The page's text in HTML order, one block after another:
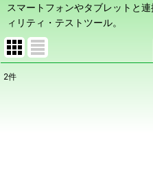
スマートフォンやタブレットと
ィリティ・テストツール。
2件